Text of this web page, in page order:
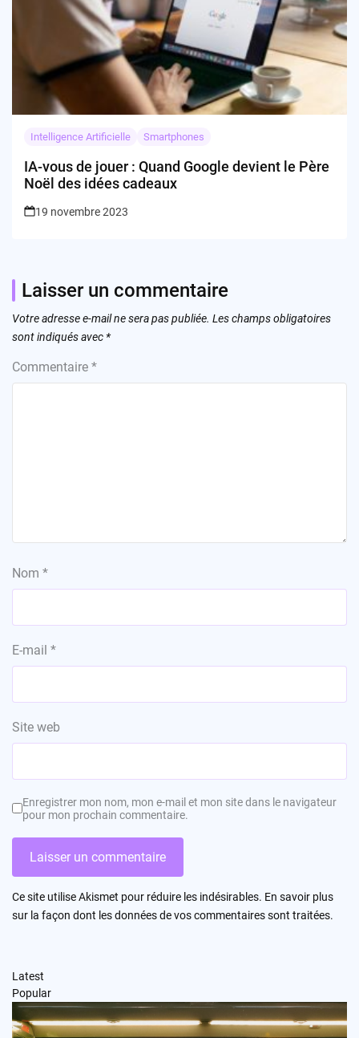
Intelligence Artificielle Smartphones
IA-vous de jouer : Quand Google devient le Père
Noël des idées cadeaux
19 novembre 2023
Laisser un commentaire
Votre adresse e-mail ne sera pas publiée. Les champs obligatoires
sont indiqués avec *
Commentaire *
Nom *
E-mail *
Site web
Enregistrer mon nom, mon e-mail et mon site dans le navigateur
pour mon prochain commentaire.
Ce site utilise Akismet pour réduire les indésirables. En savoir plus
sur la façon dont les données de vos commentaires sont traitées.
Latest
Popular